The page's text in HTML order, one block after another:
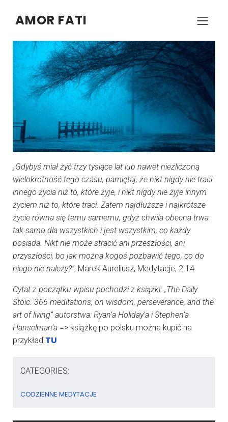
AMOR FATI
KONRAD SZCZYPCZYK
„Gdybyś miał żyć trzy tysiące lat lub nawet niezliczoną
wielokrotność tego czasu, pamiętaj, że nikt nigdy nie traci
innego życia niż to, które żyje, i nikt nigdy nie żyje innym
życiem niż to, które traci. Zatem najdłuższe i najkrótsze
życie równa się temu samemu, gdyż chwila obecna trwa
tak samo dla wszystkich i jest wszystkim, co każdy
posiada. Nikt nie może stracić ani przeszłości, ani
przyszłości, bo jak można kogoś pozbawić tego, co do
niego nie należy?”, Marek Aureliusz, Medytacje, 2.14
Cytat z początku wpisu pochodzi z książki: „The Daily
Stoic. 366 meditations, on wisdom, perseverance, and the
art of living” autorstwa: Ryan’a Holiday’a i Stephen’a
Hanselman’a => książkę po polsku można kupić na
przykład TU
CATEGORIES:
CODZIENNE MEDYTACJE